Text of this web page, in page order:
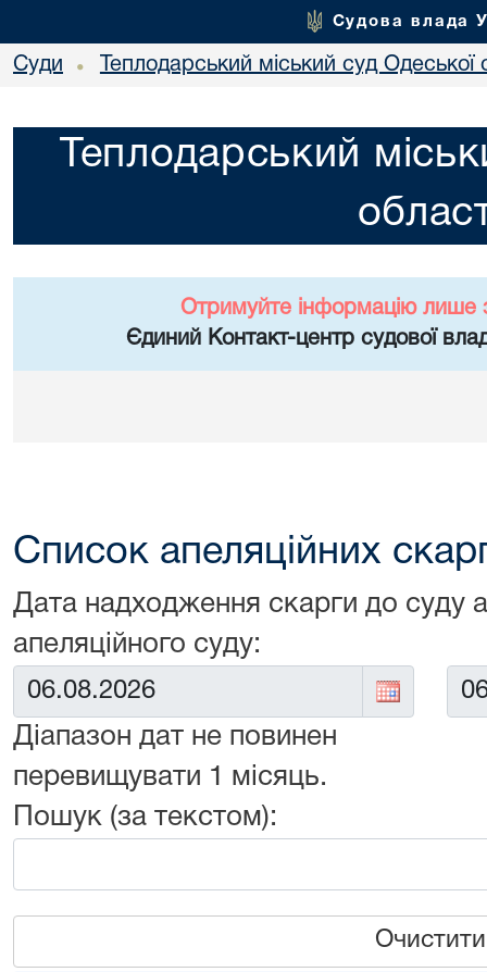
Судова влада
Суди • Теплодарський міський суд Одеської
Теплодарський
Отримуйте інформацію лише
Єдиний Контакт-центр судової
Список апеляційних
Дата надходження скарги до суду
апеляційного суду:
Від:
Діапазон дат не повинен
перевищувати 1 місяць.
До:
Пошук (за текстом):
Очистити